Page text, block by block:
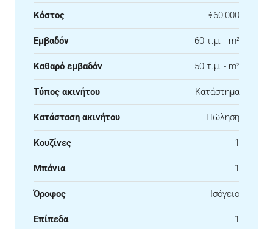
Κόστος €60,000
Εμβαδόν 60 τ.μ. - m²
Καθαρό εμβαδόν 50 τ.μ. - m²
Τύπος ακινήτου Κατάστημα
Κατάσταση ακινήτου Πώληση
Κουζίνες 1
Μπάνια 1
Όροφος Ισόγειο
Επίπεδα 1